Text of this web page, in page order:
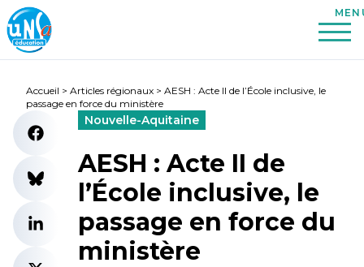
Accueil > Articles régionaux > AESH : Acte II de l’École inclusive, le
passage en force du ministère
Nouvelle-Aquitaine
AESH : Acte II de
l’École inclusive, le
passage en force du
ministère